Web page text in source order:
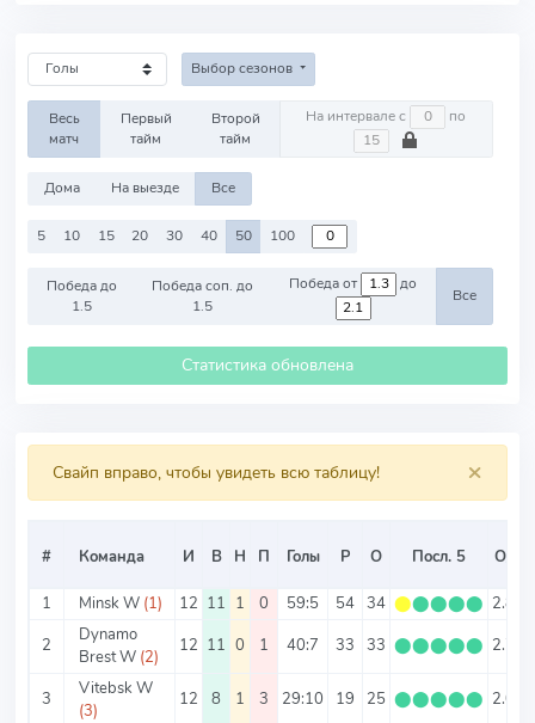
Выбор сезонов
Весь
матч
Первый
тайм
Второй
тайм
На интервале с по
Дома На выезде Все
5 10 15 20 30 40 50 100
Победа до
1.5
Победа соп. до
1.5
Победа от до
Все
Статистика обновлена
×
Свайп вправо, чтобы увидеть всю таблицу!
# Команда И В Н П Голы Р О Посл. 5 О/И
1 Minsk W (1) 12 11 1 0 59:5 54 34 ⬤⬤⬤⬤⬤ 2.83
2
Dynamo
Brest W (2)
12 11 0 1 40:7 33 33 ⬤⬤⬤⬤⬤ 2.75
3
Vitebsk W
(3)
12 8 1 3 29:10 19 25 ⬤⬤⬤⬤⬤ 2.08